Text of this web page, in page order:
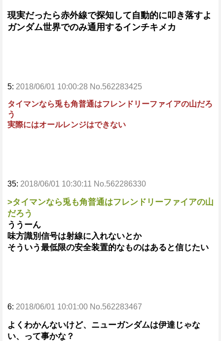
現実だったら赤外線で探知して自動的に叩き落すよ
ガンダム世界でのみ通用するインチキメカ
5: 2018/06/01 10:00:28 No.562283425
タイマンなら兎も角普通はフレンドリーファイアの山だろ
う
実際にはオールレンジはできない
35: 2018/06/01 10:30:11 No.562286330
>タイマンなら兎も角普通はフレンドリーファイアの山
だろう
ううーん
味方識別信号は射線に入れないとか
そういう最低限の安全装置的なものはあると信じたい
6: 2018/06/01 10:01:00 No.562283467
よくわかんないけど、ニューガンダムは伊達じゃな
い、って事かな？